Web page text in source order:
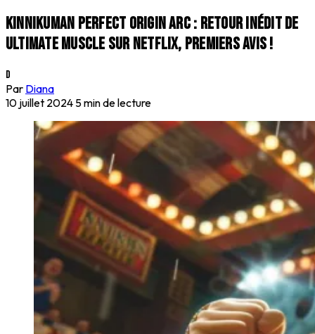
Kinnikuman Perfect Origin Arc : retour inédit de
Ultimate Muscle sur Netflix, premiers avis !
D
Par Diana
10 juillet 2024 5 min de lecture